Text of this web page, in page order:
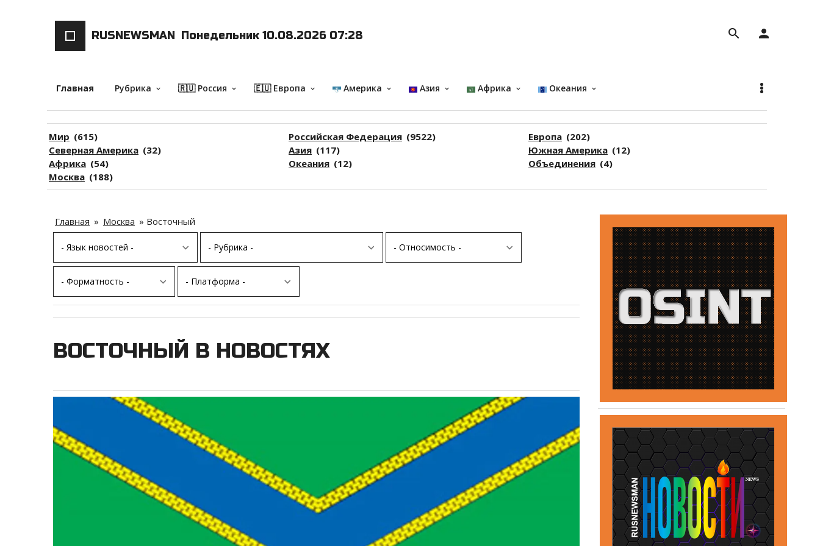
RUSNEWSMAN Понедельник 10.08.2026 07:28 person
search
Главная Рубрика keyboard_arrow_down 🇷🇺 Россия keyboard_arrow_down 🇪🇺 Европа keyboard_arrow_down Америка keyboard_arrow_down Азия keyboard_arrow_down Африка keyboard_arrow_down Океания keyboard_arrow_down
Мир (615) Российская Федерация (9522) Европа (202)
Северная Америка (32) Азия (117) Южная Америка (12)
Африка (54) Океания (12) Объединения (4)
Москва (188)
Главная » Москва » Восточный
ВОСТОЧНЫЙ В НОВОСТЯХ